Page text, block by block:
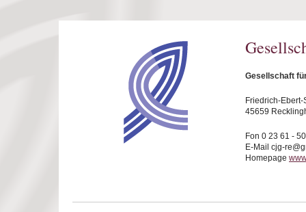
Gesellschaft
Friedrich-Ebert-
45659
Fon 0 23 61 -
E-Mail cjg-
Homepage